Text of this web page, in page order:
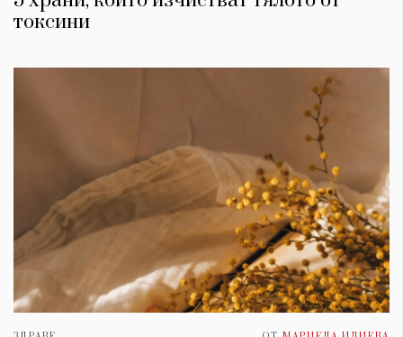
токсини